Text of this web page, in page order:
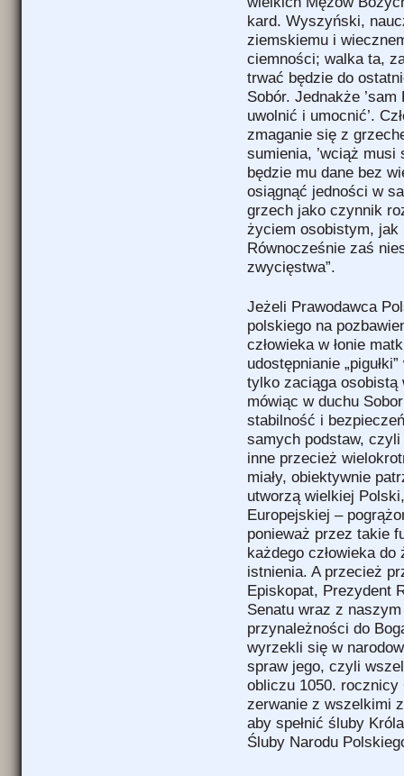
kard. Wyszyński,
ziemskiemu i
ciemności; walka ta,
trwać będzie do
Sobór. Jednakże ’sam
uwolnić i umocnić’.
zmaganie się z
sumienia, ’wciąż
będzie mu dane bez
osiągnąć jedności w
grzech jako czynnik
życiem osobistym, jak
Równocześnie zaś
zwycięstwa”.
Jeżeli Prawodawca
polskiego na
człowieka w łonie
udostępnianie
tylko zaciąga osobistą
mówiąc w duchu
stabilność i
samych podstaw,
inne przecież
miały, obiektywnie
utworzą wielkiej
Europejskiej –
ponieważ przez takie
każdego człowieka
istnienia. A przecież
Episkopat, Prezydent
Senatu wraz z
przynależności do
wyrzekli się w
spraw jego, czyli
obliczu 1050. rocznicy
zerwanie z wszelkimi
aby spełnić śluby
Śluby Narodu